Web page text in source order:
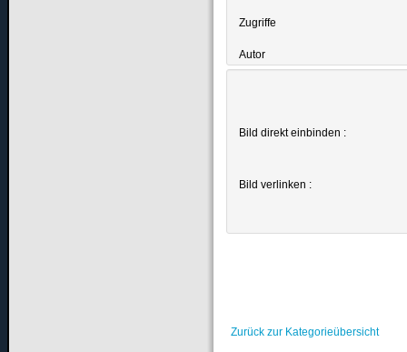
Zugriffe
Autor
Bild direkt einbinden :
Bild verlinken :
Zurück zur Kategorieübersicht